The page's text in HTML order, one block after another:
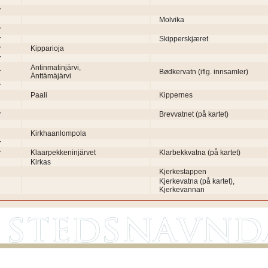
Molvika
Skipperskjæret
Kipparioja
Antinmatinjärvi,
Änttämäjärvi
Bødkervatn (iflg. innsamler)
Paali
Kippernes
Brevvatnet (på kartet)
Kirkhaanlompola
Klaarpekkeninjärvet
Klarbekkvatna (på kartet)
Kirkas
Kjerkestappen
Kjerkevatna (på kartet),
Kjerkevannan